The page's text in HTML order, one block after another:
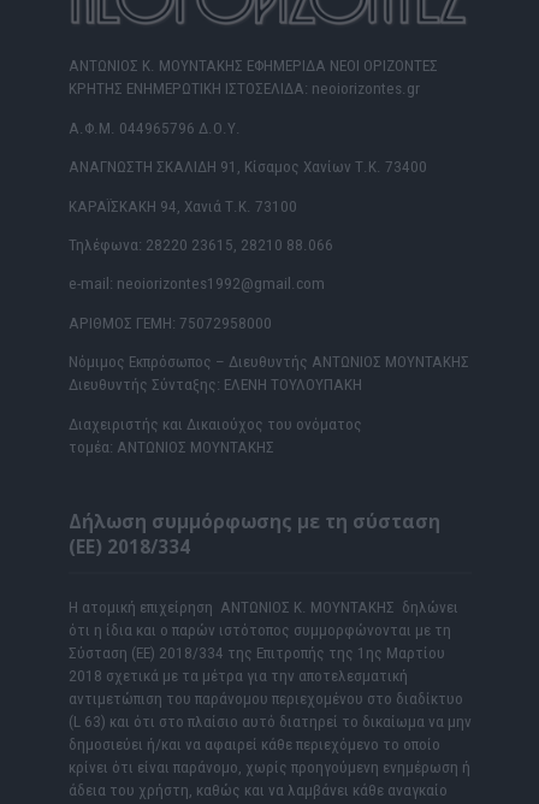
ΑΝΤΩΝΙΟΣ Κ. ΜΟΥΝΤΑΚΗΣ ΕΦΗΜΕΡΙΔΑ ΝΕΟΙ ΟΡΙΖΟΝΤΕΣ
ΚΡΗΤΗΣ ΕΝΗΜΕΡΩΤΙΚΗ ΙΣΤΟΣΕΛΙΔΑ: neoiorizontes.gr
Α.Φ.Μ. 044965796 Δ.Ο.Υ.
ΑΝΑΓΝΩΣΤΗ ΣΚΑΛΙΔΗ 91, Κίσαμος Χανίων Τ.Κ. 73400
ΚΑΡΑΪΣΚΑΚΗ 94, Χανιά Τ.Κ. 73100
Τηλέφωνα: 28220 23615, 28210 88.066
e-mail: neoiorizontes1992@gmail.com
ΑΡΙΘΜΟΣ ΓΕΜΗ: 75072958000
Νόμιμος Εκπρόσωπος – Διευθυντής ΑΝΤΩΝΙΟΣ ΜΟΥΝΤΑΚΗΣ
Διευθυντής Σύνταξης: ΕΛΕΝΗ ΤΟΥΛΟΥΠΑΚΗ
Διαχειριστής και Δικαιούχος του ονόματος
τομέα: ΑΝΤΩΝΙΟΣ ΜΟΥΝΤΑΚΗΣ
Δήλωση συμμόρφωσης με τη σύσταση
(ΕΕ) 2018/334
Η ατομική επιχείρηση ΑΝΤΩΝΙΟΣ Κ. ΜΟΥΝΤΑΚΗΣ δηλώνει
ότι η ίδια και ο παρών ιστότοπος συμμορφώνονται με τη
Σύσταση (ΕΕ) 2018/334 της Επιτροπής της 1ης Μαρτίου
2018 σχετικά με τα μέτρα για την αποτελεσματική
αντιμετώπιση του παράνομου περιεχομένου στο διαδίκτυο
(L 63) και ότι στο πλαίσιο αυτό διατηρεί το δικαίωμα να μην
δημοσιεύει ή/και να αφαιρεί κάθε περιεχόμενο το οποίο
κρίνει ότι είναι παράνομο, χωρίς προηγούμενη ενημέρωση ή
άδεια του χρήστη, καθώς και να λαμβάνει κάθε αναγκαίο